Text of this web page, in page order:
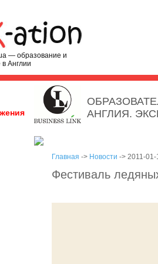
— образование и
Англии
АНГЛИЯ.
Главная -> Новости -> 2011-01-
Фестиваль